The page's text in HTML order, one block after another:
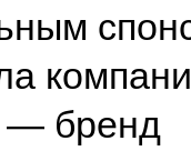
— бренд